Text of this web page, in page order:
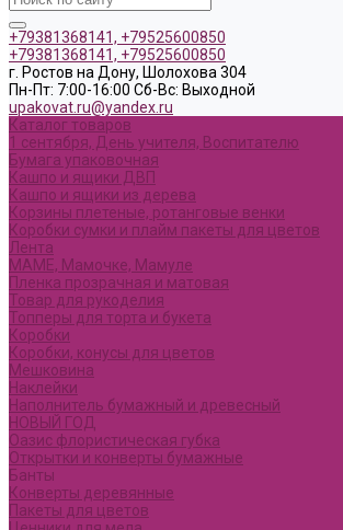
+79381368141, +79525600850
+79381368141, +79525600850
г. Ростов на Дону, Шолохова 304
Пн-Пт: 7:00-16:00 Cб-Вс: Выходной
upakovat.ru@yandex.ru
Каталог товаров
1 сентября, День учителя, Воспитателю
Бумага упаковочная
Кашпо и ящики ДВП
Кашпо и ящики из дерева
Корзины плетеные, ротанговые венки
Коробки сумки и плайм пакеты для цветов
Лента
МАМЕ, Мамочке, Мамуле
Пленка прозрачная и матовая
Товар для рукоделия
Топперы для торта и букета
Коробки
Коробки, конусы для цветов
Мешковина
Наклейки
Наполнитель бумажный и древесный
НОВЫЙ ГОД
Оазис флористическая губка
Открытки и конверты бумажные
Банты
Конверты деревянные
Пакеты для цветов